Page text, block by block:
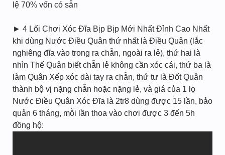
lệ 70% vốn có sẵn
► 4 Lối Chơi Xóc Đĩa Bịp Bịp Mới Nhất Đỉnh Cao Nhất
khi dùng Nước Điều Quân thứ nhất là Điều Quân (lắc
nghiêng đĩa vào trong ra chẵn, ngoài ra lẻ), thứ hai là
nhìn Thế Quân biết chẵn lẻ không cần xóc cái, thứ ba là
làm Quân Xếp xóc dài tay ra chẵn, thứ tư là Đốt Quân
thành bộ vị nặng chẵn hoặc nặng lẻ, và giá của 1 lọ
Nước Điều Quân Xóc Đĩa là 2tr8 dùng được 15 lần, bảo
quản 6 tháng, mỗi lần thoa vào chơi được 3 đến 5h
đồng hộ: